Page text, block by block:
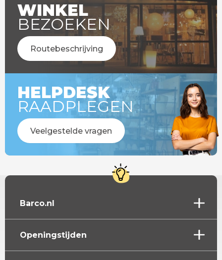
WINKEL
BEZOEKEN
Routebeschrijving
HELPDESK
RAADPLEGEN
Veelgestelde vragen
Barco.nl
Openingstijden